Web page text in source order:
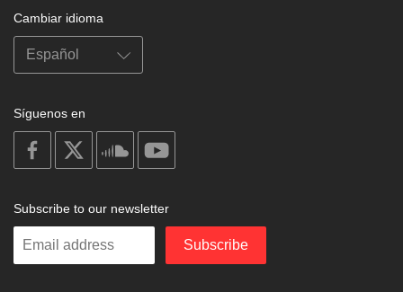
Cambiar idioma
Síguenos en
on
facebook
soundcloud
Subscribe to our newsletter
Enter
Subscribe